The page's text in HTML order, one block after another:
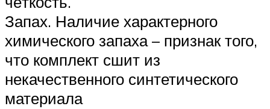
Запах. Наличие характерного
химического запаха – признак того,
что комплект сшит из
некачественного синтетического
материала